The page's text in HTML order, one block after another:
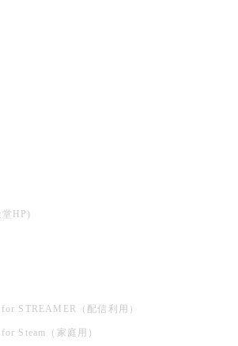
HP)
STREAMER（配信利用）
Steam（家庭用）